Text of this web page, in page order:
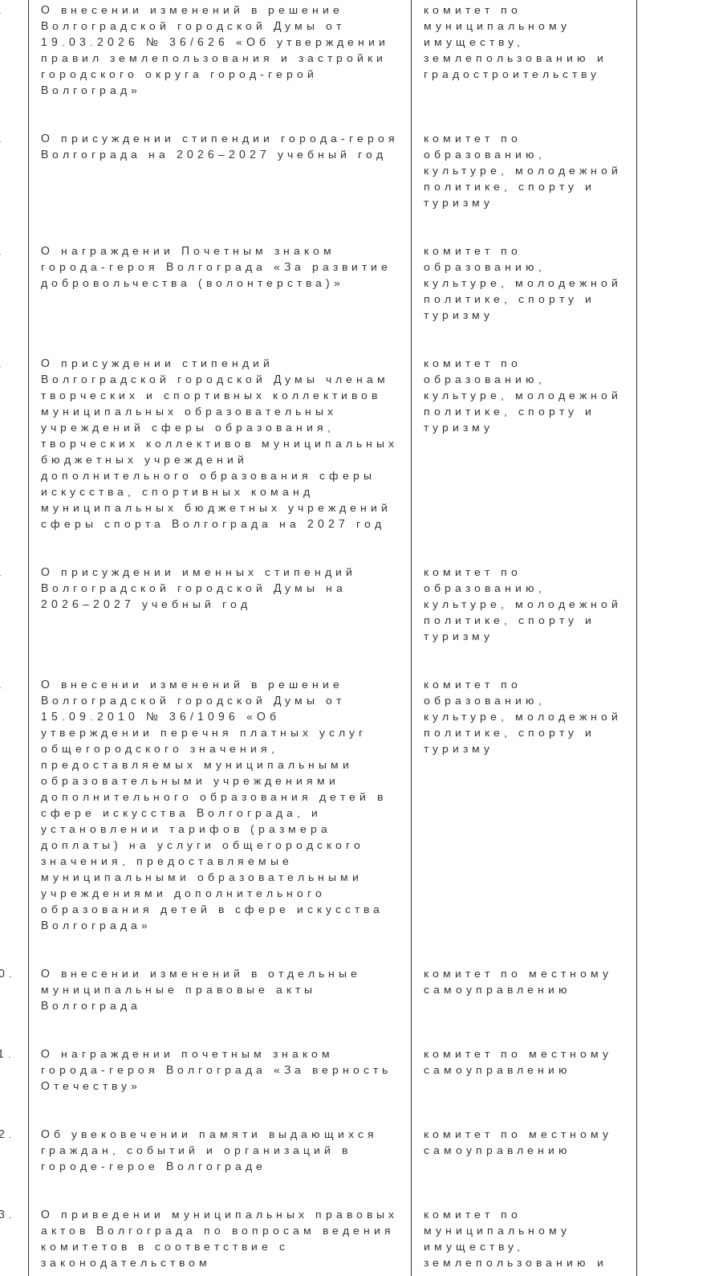
О внесении изменений в решение
Волгоградской городской Думы от
19.03.2026 № 36/626 «Об утверждении
правил землепользования и застройки
городского округа город-герой
Волгоград»
комитет по
муниципальному
имуществу,
землепользованию и
градостроительству
О присуждении стипендии города-героя
Волгограда на 2026–2027 учебный год
комитет по
образованию,
культуре, молодежной
политике, спорту и
туризму
О награждении Почетным знаком
города-героя Волгограда «За развитие
добровольчества (волонтерства)»
комитет по
образованию,
культуре, молодежной
политике, спорту и
туризму
О присуждении стипендий
Волгоградской городской Думы членам
творческих и спортивных коллективов
муниципальных образовательных
учреждений сферы образования,
творческих коллективов муниципальных
бюджетных учреждений
дополнительного образования сферы
искусства, спортивных команд
муниципальных бюджетных учреждений
сферы спорта Волгограда на 2027 год
комитет по
образованию,
культуре, молодежной
политике, спорту и
туризму
О присуждении именных стипендий
Волгоградской городской Думы на
2026–2027 учебный год
комитет по
образованию,
культуре, молодежной
политике, спорту и
туризму
О внесении изменений в решение
Волгоградской городской Думы от
15.09.2010 № 36/1096 «Об
утверждении перечня платных услуг
общегородского значения,
предоставляемых муниципальными
образовательными учреждениями
дополнительного образования детей в
сфере искусства Волгограда, и
установлении тарифов (размера
доплаты) на услуги общегородского
значения, предоставляемые
муниципальными образовательными
учреждениями дополнительного
образования детей в сфере искусства
Волгограда»
комитет по
образованию,
культуре, молодежной
политике, спорту и
туризму
О внесении изменений в отдельные
муниципальные правовые акты
Волгограда
комитет по местному
самоуправлению
О награждении почетным знаком
города-героя Волгограда «За верность
Отечеству»
комитет по местному
самоуправлению
Об увековечении памяти выдающихся
граждан, событий и организаций в
городе-герое Волгограде
комитет по местному
самоуправлению
О приведении муниципальных правовых
актов Волгограда по вопросам ведения
комитетов в соответствие с
законодательством
комитет по
муниципальному
имуществу,
землепользованию и